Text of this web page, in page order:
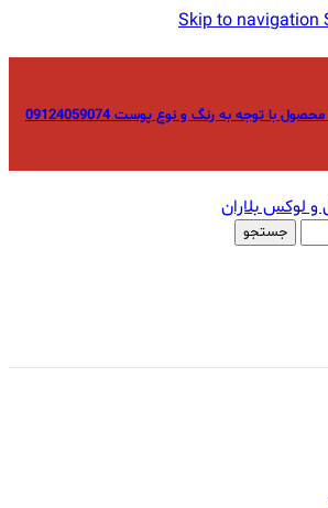
Skip to navigation
با توجه به رنگ و نوع پوست 09124059074
جستجو